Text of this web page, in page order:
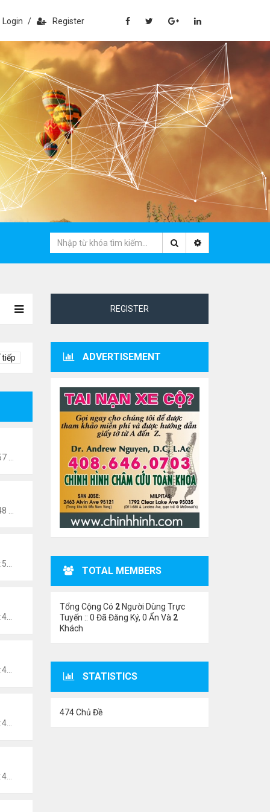
Login / Register
tiếp
Thứ 5 Tháng 10 28, 2021 10:49 pm
Thứ 5 Tháng 10 28, 2021 10:48 pm
Thứ 5 Tháng 10 28, 2021 10:47 pm
Thứ 5 Tháng 10 28, 2021 10:43 pm
REGISTER
ADVERTISEMENT
TOTAL MEMBERS
Tổng Cộng Có 2Người Dùng Trực
Tuyến :: 0 Đã Đăng Ký, 0 Ẩn Và 2
Khách
STATISTICS
474 Chủ Đề